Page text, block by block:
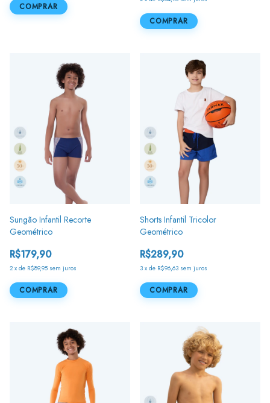
COMPRAR
COMPRAR
Sungão Infantil Recorte
Geométrico
R$179,90
2 x de R$89,95 sem juros
COMPRAR
Shorts Infantil Tricolor
Geométrico
R$289,90
3 x de R$96,63 sem juros
COMPRAR